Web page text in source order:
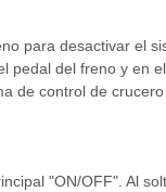
para desactivar el
pedal del freno y en
de control de
"ON/OFF". Al